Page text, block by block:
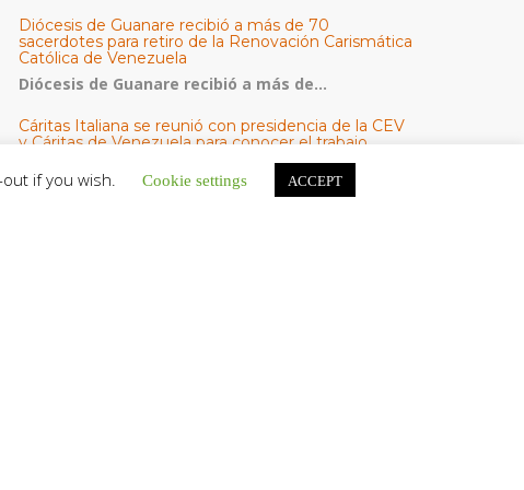
Diócesis de Guanare recibió a más de 70
sacerdotes para retiro de la Renovación Carismática
Católica de Venezuela
Diócesis de Guanare recibió a más de...
Cáritas Italiana se reunió con presidencia de la CEV
y Cáritas de Venezuela para conocer el trabajo
Una delegación encabezada por el padre Marco...
if you wish. Cookie settings ACCEPT